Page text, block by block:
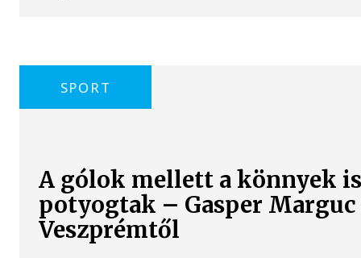
SPORT
A gólok mellett a könnyek
potyogtak – Gasper
Veszprémtől